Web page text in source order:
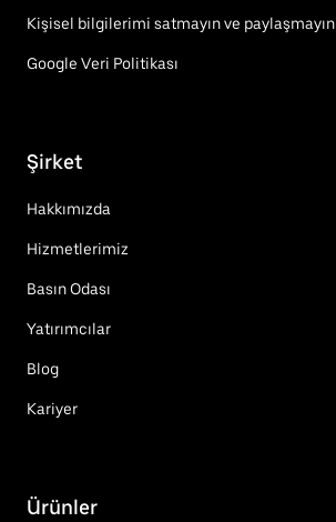
Kişisel bilgilerimi satmayın ve paylaşmayın
Google Veri Politikası
Şirket
Hakkımızda
Hizmetlerimiz
Basın Odası
Yatırımcılar
Blog
Kariyer
Ürünler